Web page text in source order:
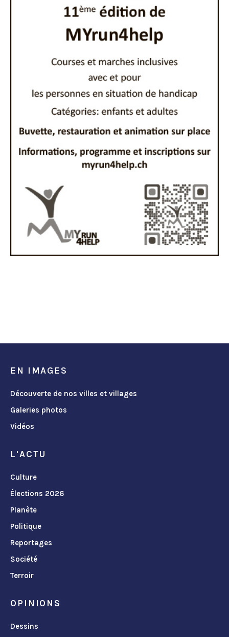
EN IMAGES
Découverte de nos villes et villages
Galeries photos
Vidéos
L'ACTU
Culture
Élections 2026
Planète
Politique
Reportages
Société
Terroir
OPINIONS
Dessins